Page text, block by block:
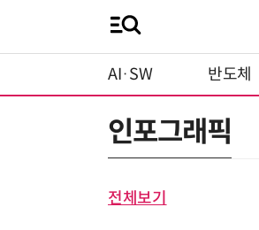
AI·SW 반도체
인포그래픽
전체보기